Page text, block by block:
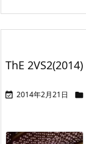
ThE 2VS2(2014)
 2014年2月21日 